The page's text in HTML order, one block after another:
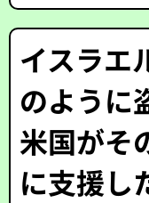
イスラエ
のように
米国がそ
に支援し